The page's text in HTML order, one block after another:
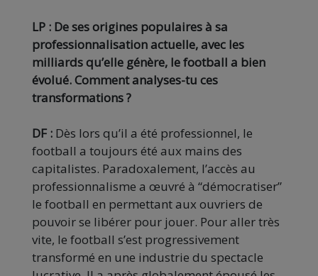
LP : De ses origines populaires à sa
professionnalisation actuelle, avec les
milliards qu’elle génère, le football a bien
évolué. Comment analyses-tu ces
transformations ?
DF : Dès lors qu’il a été professionnel, le
football a toujours été aux mains des
capitalistes. Paradoxalement, l’accès au
professionnalisme a œuvré à “démocratiser”
le football en permettant aux ouvriers de
pouvoir se libérer pour jouer. Pour aller très
vite, le football s’est progressivement
transformé en une industrie du spectacle